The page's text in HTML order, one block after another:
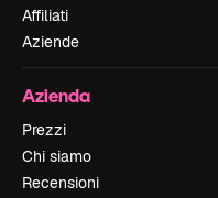
Affiliati
Aziende
Azienda
Prezzi
Chi siamo
Recensioni